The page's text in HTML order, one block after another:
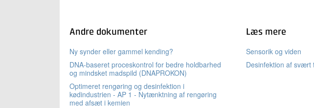
Andre dokumenter
Ny synder eller gammel kending?
DNA-baseret proceskontrol for bedre holdbarhed
og mindsket madspild (DNAPROKON)
Optimeret rengøring og desinfektion i
kødindustrien - AP 1 - Nytænktning af rengøring
med afsæt i kemien
Læs mere
Sensorik og viden
Desinfektion af